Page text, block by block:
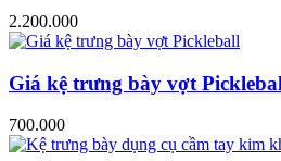
2.200.000
Giá kệ trưng bày vợt
700.000